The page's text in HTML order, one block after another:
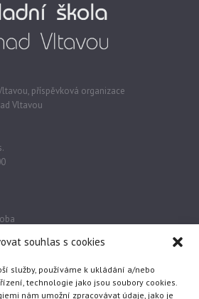
souhlas s cookies
služby, používáme k ukládání a/nebo
technologie jako jsou soubory cookies.
nám umožní zpracovávat údaje, jako je
příspěvková organizace
Vltavou